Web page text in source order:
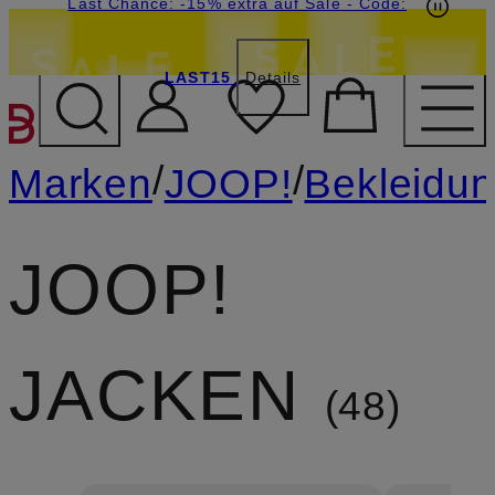
ZUM HAUPTINHALT
LAST15 Details
Marken/JOOP!/
JOOP!
JACKEN
48